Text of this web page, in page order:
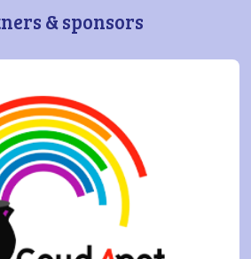
& sponsors